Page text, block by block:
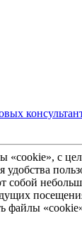
«cookie», с
собой
файлы